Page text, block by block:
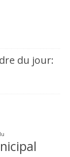
du jour: